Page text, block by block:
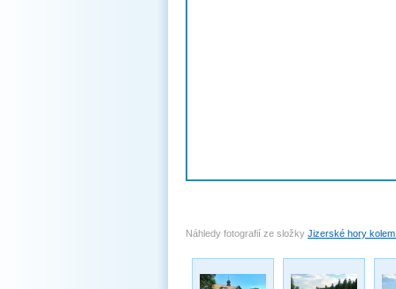
Náhledy fotografií ze složky Jizerské hory